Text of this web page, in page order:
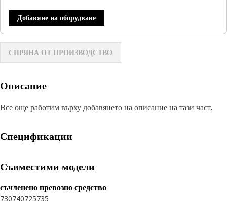
Добавяне на оборудване
СПРЯНА ОТ ПРОИЗВОДСТВО
Описание
Все още работим върху добавянето на описание на тази част.
Спецификации
Съвместими модели
съчленено превозно средство
730740725735